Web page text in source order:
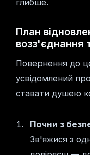
глибше.
План
возз'єднання
Повернення до
усвідомлений
ставати душею
Почни з
Зв'яжися з